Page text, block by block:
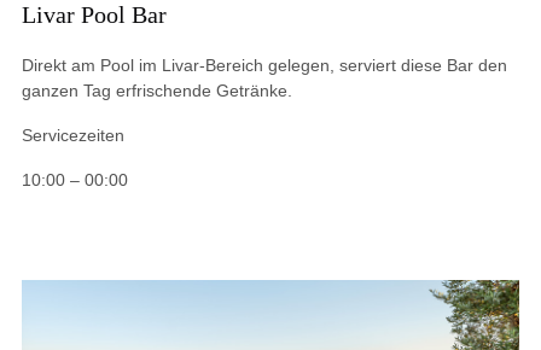
Livar Pool Bar
Direkt am Pool im Livar-Bereich gelegen, serviert diese Bar den
ganzen Tag erfrischende Getränke.
Servicezeiten
10:00 – 00:00